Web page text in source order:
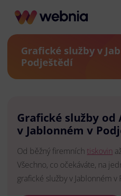
Grafické služby v
Podještědí
Grafické služby od
v Jablonném v
Od běžný firemních tiskovin
Všechno, co očekáváte, na
grafické služby v Jablonném v